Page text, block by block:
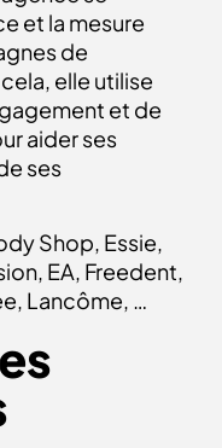
et la mesure
de
elle utilise
et de
aider ses
ses
Shop, Essie,
EA, Freedent,
Lancôme, …